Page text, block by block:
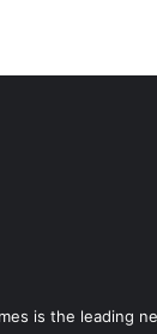
is the leading